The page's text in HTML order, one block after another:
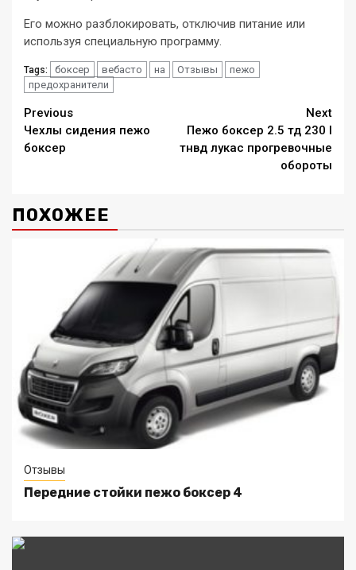
Его можно разблокировать, отключив питание или
используя специальную программу.
Tags: боксер вебасто на Отзывы
пежо
предохранители
Continue
Reading
Previous
Чехлы сидения пежо
боксер
Next
Пежо боксер 2.5 тд 230 l
тнвд лукас прогревочные
обороты
ПОХОЖЕЕ
Отзывы
Передние стойки пежо боксер 4